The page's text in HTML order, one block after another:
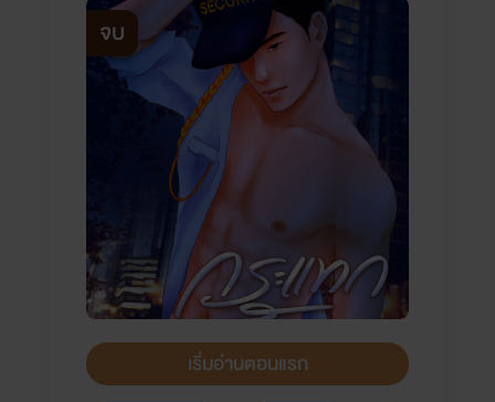
จบ
เริ่มอ่านตอนแรก